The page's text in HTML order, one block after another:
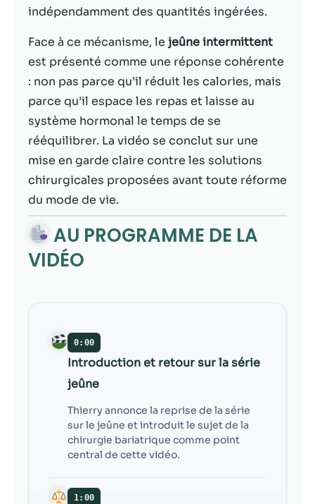
indépendamment des quantités ingérées.
Face à ce mécanisme, le jeûne intermittent
est présenté comme une réponse cohérente
: non pas parce qu’il réduit les calories, mais
parce qu’il espace les repas et laisse au
système hormonal le temps de se
rééquilibrer. La vidéo se conclut sur une
mise en garde claire contre les solutions
chirurgicales proposées avant toute réforme
du mode de vie.
AU PROGRAMME DE LA
VIDÉO
0:00
Introduction et retour sur la série
jeûne
Thierry annonce la reprise de la série
sur le jeûne et introduit le sujet de la
chirurgie bariatrique comme point
central de cette vidéo.
1:00
possible lors
de votre visite.
Si vous refusez
certaines
fonctionnalités
disparaîtront
Marketing
En partageant
comportement
lorsque vous